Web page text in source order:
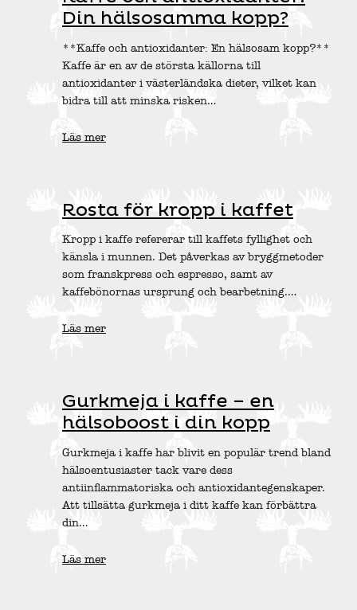
Din hälsosamma kopp?
**Kaffe och antioxidanter: En hälsosam kopp?**
Kaffe är en av de största källorna till
antioxidanter i västerländska dieter, vilket kan
bidra till att minska risken…
Läs mer
Rosta för kropp i kaffet
Kropp i kaffe refererar till kaffets fyllighet och
känsla i munnen. Det påverkas av bryggmetoder
som franskpress och espresso, samt av
kaffebönornas ursprung och bearbetning.…
Läs mer
Gurkmeja i kaffe – en
hälsoboost i din kopp
Gurkmeja i kaffe har blivit en populär trend bland
hälsoentusiaster tack vare dess
antiinflammatoriska och antioxidantegenskaper.
Att tillsätta gurkmeja i ditt kaffe kan förbättra
din…
Läs mer